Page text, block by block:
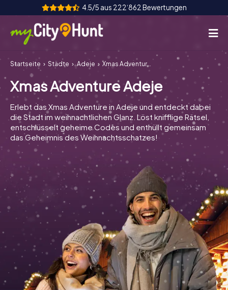
4.5/5 aus 222‘862 Bewertungen
So funktioniert's
Städte
Touren
Teamevent
Tickets
INT CH
ES
UK
IT
Tickets buchen
Startseite Städte Adeje Xmas Adventure Adeje
Xmas Adventure Adeje
Erlebt das Xmas Adventure in Adeje und entdeckt dabei
die Stadt im weihnachtlichen Glanz. Löst knifflige Rätsel,
entschlüsselt geheime Codes und enthüllt gemeinsam
das Geheimnis des Weihnachtsschatzes!